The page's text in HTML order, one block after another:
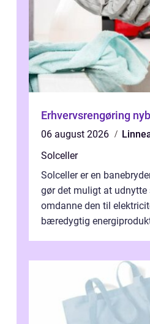
Erhvervsrengøring
06 august 2026
Solceller
Solceller er en
gør det muligt at udnytte
omdanne den til
bæredygtig